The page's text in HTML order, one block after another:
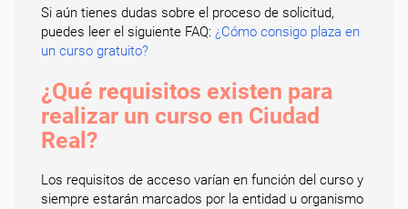
Si aún tienes dudas sobre el proceso de solicitud,
puedes leer el siguiente FAQ: ¿Cómo consigo plaza en
un curso gratuito?
¿Qué requisitos existen para
realizar un curso en Ciudad
Real?
Los requisitos de acceso varían en función del curso y
siempre estarán marcados por la entidad u organismo